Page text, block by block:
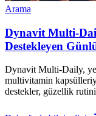
Arama
Dynavit Multi-
Destekleyen
Dynavit Multi-Daily,
multivitamin
destekler, güzellik